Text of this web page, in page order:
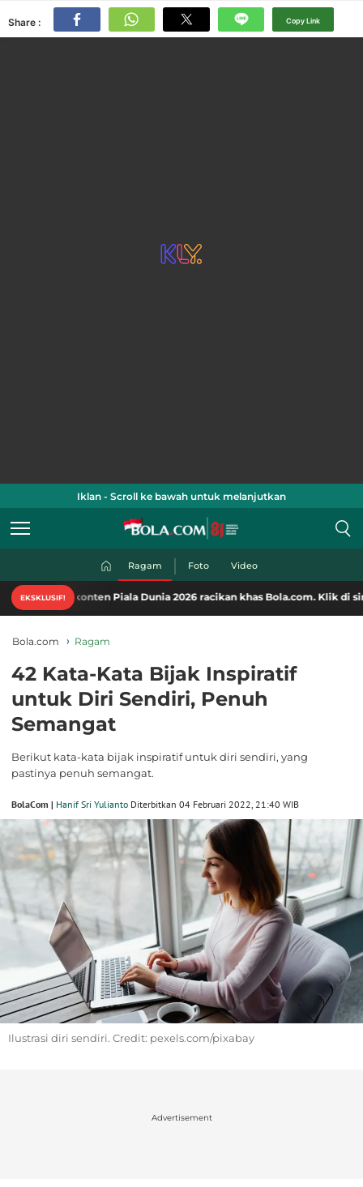
Share : Copy Link
Iklan - Scroll ke bawah untuk melanjutkan
Ragam Foto Video
EKSKLUSIF!
konten Piala Dunia 2026 racikan khas Bola.com. Klik di sini!
Bola.com Ragam
42 Kata-Kata Bijak Inspiratif
untuk Diri Sendiri, Penuh
Semangat
Berikut kata-kata bijak inspiratif untuk diri sendiri, yang
pastinya penuh semangat.
BolaCom | Hanif Sri Yulianto Diterbitkan 04 Februari 2022, 21:40 WIB
Ilustrasi diri sendiri. Credit: pexels.com/pixabay
Advertisement